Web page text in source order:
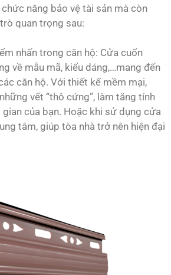
năng bảo vệ tài sản mà còn
quan trọng sau:
nhấn trong căn hộ: Cửa cuốn
về mẫu mã, kiểu dáng,…mang đến
căn hộ. Với thiết kế mềm mại,
vết “thô cứng”, làm tăng tính
của bạn. Hoặc khi sử dụng cửa
tâm, giúp tòa nhà trở nên hiện đại